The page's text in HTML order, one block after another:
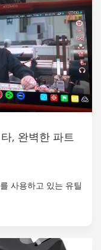
, 완벽한 파트
사용하고 있는 유틸